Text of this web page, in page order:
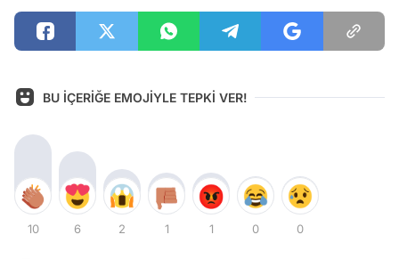
BU İÇERİĞE EMOJİYLE TEPKİ VER!
10 6 2 1 1 0 0